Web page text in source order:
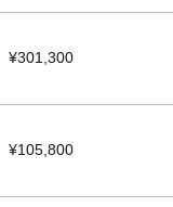
¥301,300
¥105,800